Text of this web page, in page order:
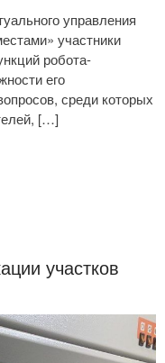
управления
участники
робота-
его
среди которых
[…]
участков